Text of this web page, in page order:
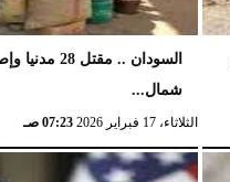
السودان ..
شمال...
الثلاثاء، 17 فبراير 2026 07:23 صـ